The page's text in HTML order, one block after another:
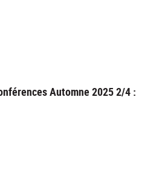
Automne 2025 2/4 :